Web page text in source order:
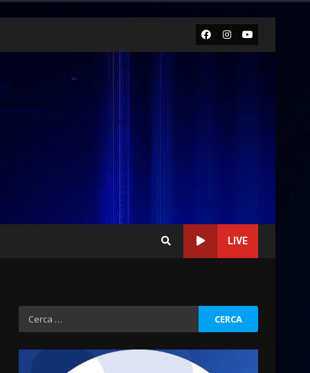
Facebook
Instagram
Youtube
LIVE
Ricerca
per:
ufficialmente la Festa di
Savelletri